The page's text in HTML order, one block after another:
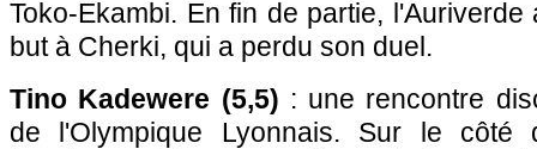
Toko-Ekambi. En fin de partie,
but à Cherki, qui a perdu son duel.
Tino Kadewere (5,5) : une rencontre
de l'Olympique Lyonnais. Sur le